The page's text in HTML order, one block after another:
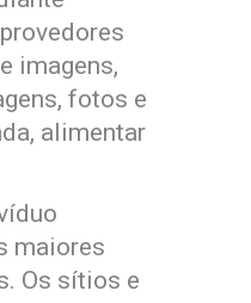
imagens,
fotos e
alimentar
maiores
Os sítios e